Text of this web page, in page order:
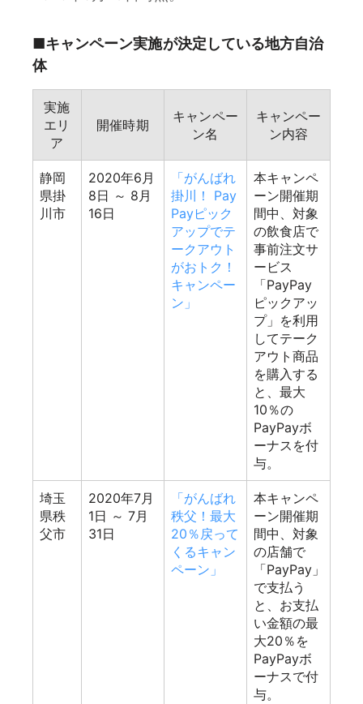
■キャンペーン実施が決定している地方自治
体
実施
エリ
ア
開催時期
キャンペー
ン名
キャンペー
ン内容
静岡
県掛
川市
2020年6月
8日 ～ 8月
16日
「がんばれ
掛川！ Pay
Payピック
アップでテ
ークアウト
がおトク！
キャンペー
ン」
本キャンペ
ーン開催期
間中、対象
の飲食店で
事前注文サ
ービス
「PayPay
ピックアッ
プ」を利用
してテーク
アウト商品
を購入する
と、最大
10％の
PayPayボ
ーナスを付
与。
埼玉
県秩
父市
2020年7月
1日 ～ 7月
31日
「がんばれ
秩父！最大
20％戻って
くるキャン
ペーン」
本キャンペ
ーン開催期
間中、対象
の店舗で
「PayPay」
で支払う
と、お支払
い金額の最
大20％を
PayPayボ
ーナスで付
与。